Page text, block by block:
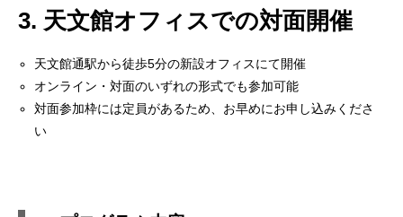
3. 天文館オフィスでの対面開催
天文館通駅から徒歩5分の新設オフィスにて開催
オンライン・対面のいずれの形式でも参加可能
対面参加枠には定員があるため、お早めにお申し込みくださ
い